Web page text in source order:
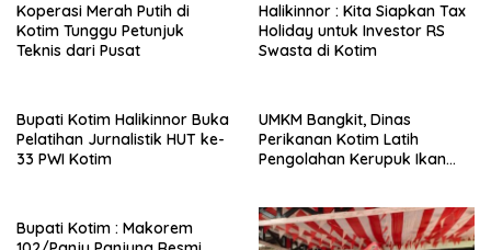
Koperasi Merah Putih di
Kotim Tunggu Petunjuk
Teknis dari Pusat
Halikinnor : Kita Siapkan Tax
Holiday untuk Investor RS
Swasta di Kotim
Bupati Kotim Halikinnor Buka
Pelatihan Jurnalistik HUT ke-
33 PWI Kotim
UMKM Bangkit, Dinas
Perikanan Kotim Latih
Pengolahan Kerupuk Ikan
Bupati Kotim : Makorem